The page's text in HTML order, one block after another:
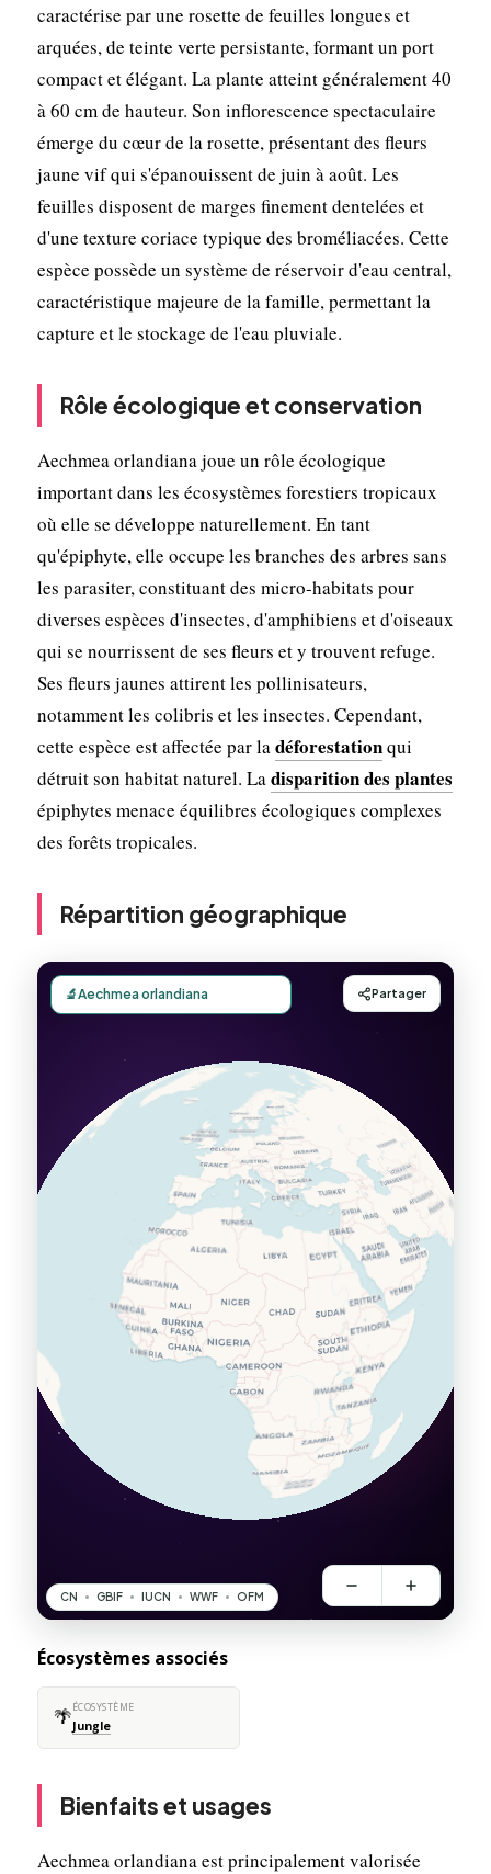
caractérise par une rosette de feuilles longues et
arquées, de teinte verte persistante, formant un port
compact et élégant. La plante atteint généralement 40
à 60 cm de hauteur. Son inflorescence spectaculaire
émerge du cœur de la rosette, présentant des fleurs
jaune vif qui s'épanouissent de juin à août. Les
feuilles disposent de marges finement dentelées et
d'une texture coriace typique des broméliacées. Cette
espèce possède un système de réservoir d'eau central,
caractéristique majeure de la famille, permettant la
capture et le stockage de l'eau pluviale.
Rôle écologique et conservation
Aechmea orlandiana joue un rôle écologique
important dans les écosystèmes forestiers tropicaux
où elle se développe naturellement. En tant
qu'épiphyte, elle occupe les branches des arbres sans
les parasiter, constituant des micro-habitats pour
diverses espèces d'insectes, d'amphibiens et d'oiseaux
qui se nourrissent de ses fleurs et y trouvent refuge.
Ses fleurs jaunes attirent les pollinisateurs,
notamment les colibris et les insectes. Cependant,
cette espèce est affectée par ladéforestationqui
détruit son habitat naturel. Ladisparition des plantes
épiphytes menace équilibres écologiques complexes
des forêts tropicales.
Répartition géographique
Écosystèmes associés
🌴ÉCOSYSTÈME
Jungle
Bienfaits et usages
Aechmea orlandiana est principalement valorisée